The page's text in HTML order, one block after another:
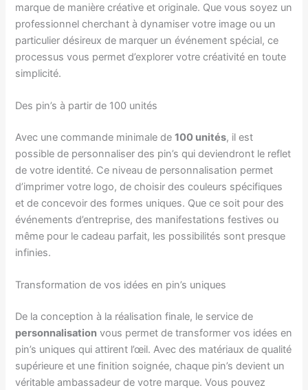
marque de manière créative et originale. Que vous soyez un
professionnel cherchant à dynamiser votre image ou un
particulier désireux de marquer un événement spécial, ce
processus vous permet d’explorer votre créativité en toute
simplicité.
Des pin’s à partir de 100 unités
Avec une commande minimale de100 unités, il est
possible de personnaliser des pin’s qui deviendront le reflet
de votre identité. Ce niveau de personnalisation permet
d’imprimer votre logo, de choisir des couleurs spécifiques
et de concevoir des formes uniques. Que ce soit pour des
événements d’entreprise, des manifestations festives ou
même pour le cadeau parfait, les possibilités sont presque
infinies.
Transformation de vos idées en pin’s uniques
De la conception à la réalisation finale, le service de
personnalisation vous permet de transformer vos idées en
pin’s uniques qui attirent l’œil. Avec des matériaux de qualité
supérieure et une finition soignée, chaque pin’s devient un
véritable ambassadeur de votre marque. Vous pouvez